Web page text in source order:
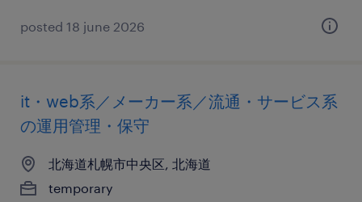
posted 18 june 2026
it・web系／メーカー系／流通・サービス系
の運用管理・保守
北海道札幌市中央区, 北海道
temporary